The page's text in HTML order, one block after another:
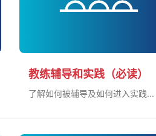
教练辅导和实践（必读）
了解如何被辅导及如何进入实践...